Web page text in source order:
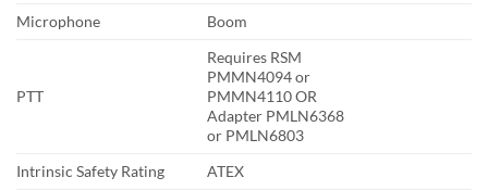
Microphone Boom
PTT
Requires RSM
PMMN4094 or
PMMN4110 OR
Adapter PMLN6368
or PMLN6803
Intrinsic Safety Rating
ATEX